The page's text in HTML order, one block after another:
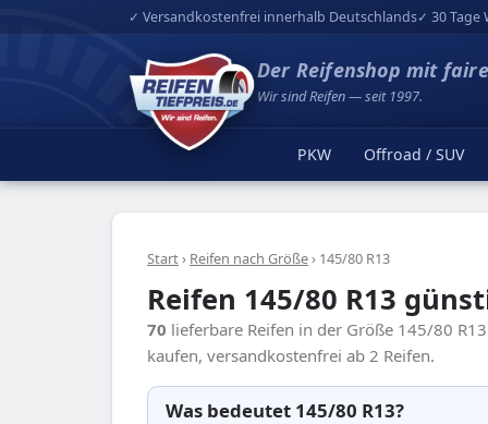
✓ Versandkostenfrei innerhalb Deutschlands✓ 30 Tage
Der Reifenshop mit
Wir sind Reifen — seit 1997.
PKW Offroad / SUV
Start› Reifen nach Größe› 145/80 R13
Reifen 145/80 R13
70 lieferbare Reifen in der Größe 145/80
kaufen, versandkostenfrei ab 2 Reifen.
Was bedeutet 145/80 R13?